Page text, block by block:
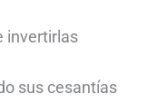
invertirlas
sus cesantías